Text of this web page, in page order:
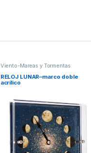
Viento-Mareas y Tormentas
RELOJ LUNAR–marco doble
acrílico